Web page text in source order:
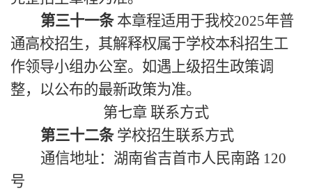
第三十一条 本章程适用于我校2025年普
通高校招生，其解释权属于学校本科招生工
作领导小组办公室。如遇上级招生政策调
整，以公布的最新政策为准。
第七章 联系方式
第三十二条 学校招生联系方式
通信地址：湖南省吉首市人民南路 120
号